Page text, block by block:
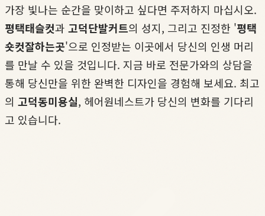
가장 빛나는 순간을 맞이하고 싶다면 주저하지 마십시오.
평택태슬컷과 고덕단발커트의 성지, 그리고 진정한 '평택
숏컷잘하는곳'으로 인정받는 이곳에서 당신의 인생 머리
를 만날 수 있을 것입니다. 지금 바로 전문가와의 상담을
통해 당신만을 위한 완벽한 디자인을 경험해 보세요. 최고
의 고덕동미용실, 헤어원네스트가 당신의 변화를 기다리
고 있습니다.